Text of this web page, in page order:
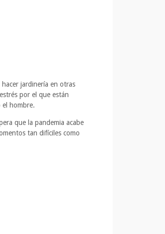
jardinería en otras
por el que están
el hombre.
que la pandemia acabe
tan difíciles como